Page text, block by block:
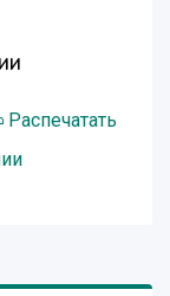
Распечатать